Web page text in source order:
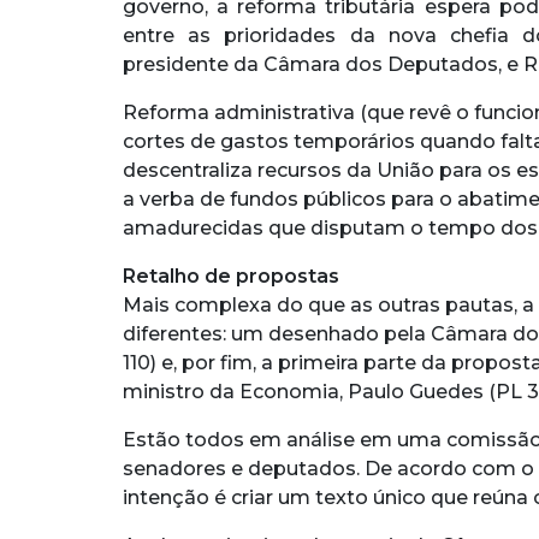
governo, a reforma tributária espera
entre as prioridades da nova chefia
presidente da Câmara dos Deputados, e
Reforma administrativa (que revê o
cortes de gastos temporários quando
descentraliza recursos da União para os
a verba de fundos públicos para o
amadurecidas que disputam o tempo
Retalho de propostas
Mais complexa do que as outras pautas,
diferentes: um desenhado pela Câmara
110) e, por fim, a primeira parte da
ministro da Economia, Paulo Guedes (PL
Estão todos em análise em uma
senadores e deputados. De acordo com
intenção é criar um texto único que